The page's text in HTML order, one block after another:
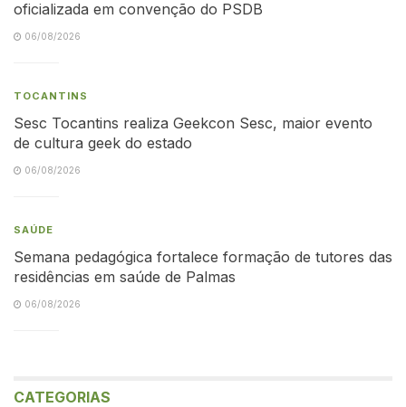
oficializada em convenção do PSDB
06/08/2026
TOCANTINS
Sesc Tocantins realiza Geekcon Sesc, maior evento
de cultura geek do estado
06/08/2026
SAÚDE
Semana pedagógica fortalece formação de tutores das
residências em saúde de Palmas
06/08/2026
CATEGORIAS